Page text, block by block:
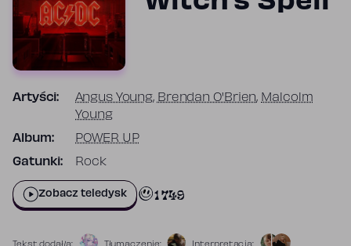
Artyści: Angus Young, Brendan O'Brien, Malcolm
Young
Album: POWER UP
Gatunki: Rock
Zobacz teledysk 1 749
Tekst dodał/a: Tłumaczenie: Interpretacja: